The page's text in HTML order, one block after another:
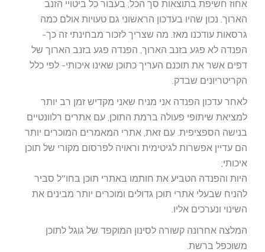
אחוז חשיפת בתוצאות סך הכל, בעבור כל ביטויי הזנב
הארוך. נכון שהיו בעדכון הראשוני גם טעויות אולם כמה
גרסאות עודכנו מאז. מה שצריך לזכור מבחינתי זה כך-
הפנדה לא פגע בזנב הארוך, הפנדה פגע בזנב הארוך של
דפים אשר את תוכנם העריך כתוכן שאינו איכותי- לפי כלל
הקריטריונים שבדק.
לאחר עדכון הפנדה אני מניח שאני מקדיש זמן רב יותר
למציאת שיתופי פעולה ברמת התוכן, עם אתרים רלוונטיים
בנישה הספציפית. עם זאת, אתרי המאמרים המוכרים יותר
הם עדיין אפשרות לגיטימית וראויה לפרסום מקורי של תוכן
איכותי;
היות והפנדה הטביע את חותמו באתרי תוכן בחו"ל סביר
להניח שבעלי אתרי תוכן גדולים ומוכרים יותר מבינים את
השינוי ונערכים אליו.
המלצה אחרונה קשורה לסינון המוקפד של גוגל לתוכן
משוכפל ברשת.